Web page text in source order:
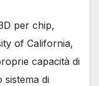
per chip,
of California,
capacità di
di